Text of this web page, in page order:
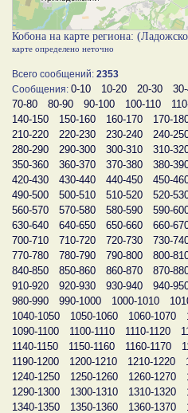
Кобона на карте региона:
карте определено неточно
Всего сообщений: 2353
Сообщения: 0-10 10-20 20-30
70-80
80-90 90-100 100-110
140-150
150-160 160-170 170-
210-220
220-230 230-240 240-
280-290
290-300 300-310 310-
350-360
360-370 370-380 380-
420-430
430-440 440-450 450-
490-500
500-510 510-520 520-
560-570
570-580 580-590 590-
630-640
640-650 650-660 660-
700-710
710-720 720-730 730-
770-780
780-790 790-800 800-
840-850
850-860 860-870 870-
910-920
920-930 930-940 940-
980-990
990-1000 1000-1010
1040-1050
1050-1060 1060-1070
1090-1100
1100-1110 1110-1120
1140-1150
1150-1160 1160-1170
1190-1200
1200-1210 1210-1220
1240-1250
1250-1260 1260-1270
1290-1300
1300-1310 1310-1320
1340-1350
1350-1360 1360-1370